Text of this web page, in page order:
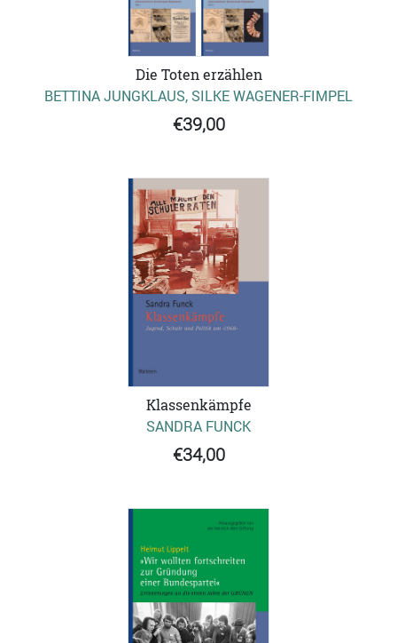
Die Toten erzählen
BETTINA JUNGKLAUS, SILKE WAGENER-FIMPEL
€39,00
Klassenkämpfe
SANDRA FUNCK
€34,00